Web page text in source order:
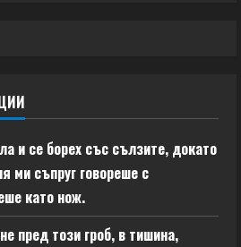
и се борех със сълзите, докато
ми съпруг говореше с
като нож.
пред този гроб, в тишина,